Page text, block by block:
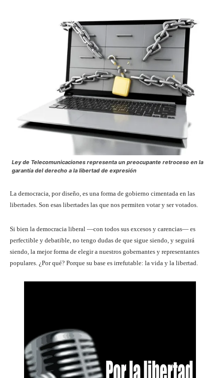
Ley de Telecomunicaciones representa un preocupante retroceso en la
garantía del derecho a la libertad de expresión
La democracia, por diseño, es una forma de gobierno cimentada en las
libertades. Son esas libertades las que nos permiten votar y ser votados.
Si bien la democracia liberal —con todos sus excesos y carencias— es
perfectible y debatible, no tengo dudas de que sigue siendo, y seguirá
siendo, la mejor forma de elegir a nuestros gobernantes y representantes
populares. ¿Por qué? Porque su base es irrefutable: la vida y la libertad.